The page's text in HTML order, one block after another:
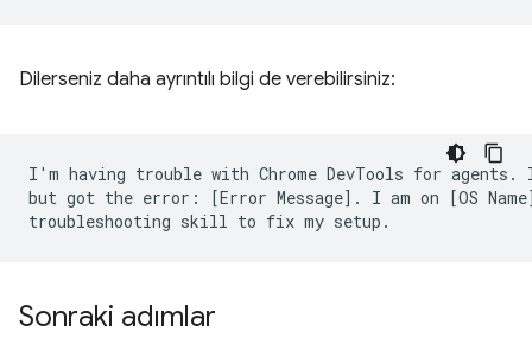
Dilerseniz daha ayrıntılı bilgi de verebilirsiniz:
I'm having trouble with Chrome DevTools for
but got the error: [Error Message]. I am on [OS
Sonraki adımlar